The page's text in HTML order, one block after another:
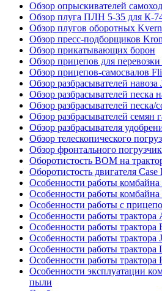
Обзор опрыскивателей
Обзор плуга ПЛН 5-35 для К-
Обзор плугов оборотных
Обзор пресс-подборщиков
Обзор прикатывающих борон
Обзор прицепов для
Обзор прицепов-самосвалов
Обзор разбрасывателей навоза
Обзор разбрасывателей песка
Обзор разбрасывателей песка/
Обзор разбрасывателей семян
Обзор разбрасывателя
Обзор телескопического
Обзор фронтального
Оборотистость ВОМ на
Оборотистость двигателя
Особенности работы комбайна
Особенности работы комбайна
Особенности работы с
Особенности работы
Особенности работы трактора
Особенности работы трактора
Особенности работы
Особенности работы трактора
Особенности эксплуатации
пыли